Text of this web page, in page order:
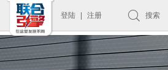
登陆 注册 搜索